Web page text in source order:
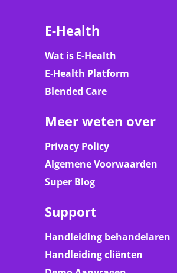
E-Health
Wat is E-Health
E-Health Platform
Blended Care
Meer weten over
Privacy Policy
Algemene Voorwaarden
Super Blog
Support
Handleiding behandelaren
Handleiding cliënten